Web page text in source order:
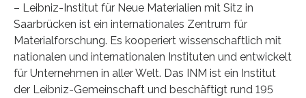
– Leibniz-Institut für Neue Materialien mit Sitz in
Saarbrücken ist ein internationales Zentrum für
Materialforschung. Es kooperiert wissenschaftlich mit
nationalen und internationalen Instituten und entwickelt
für Unternehmen in aller Welt. Das INM ist ein Institut
der Leibniz-Gemeinschaft und beschäftigt rund 195